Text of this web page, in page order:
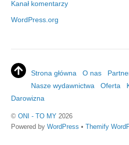
Kanał komentarzy
WordPress.org
Strona główna O nas
Nasze wydawnictwa
Oferta
Darowizna
©ONI - TO MY 2026
Powered byWordPress •Themify